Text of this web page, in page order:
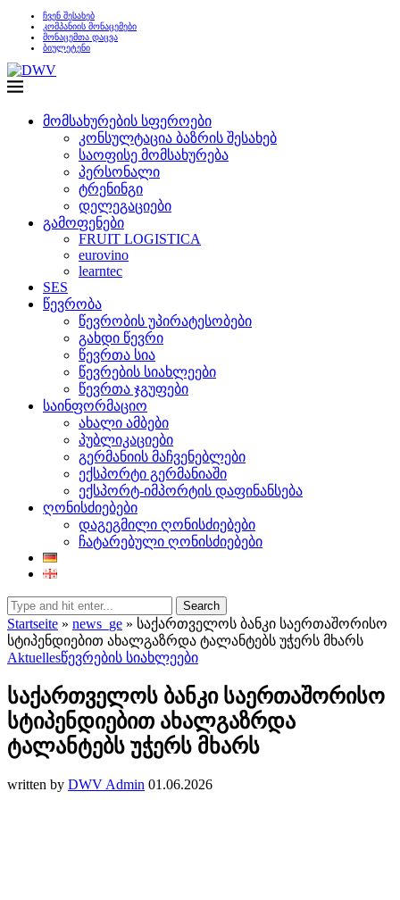
ჩვენ შესახებ
კომპანიის მონაცემები
მონაცემთა დაცვა
ბიულეტენი
მომსახურების სფეროები
კონსულტაცია ბაზრის შესახებ
საოფისე მომსახურება
პერსონალი
ტრენინგი
დელეგაციები
გამოფენები
FRUIT LOGISTICA
eurovino
learntec
SES
წევრობა
წევრობის უპირატესობები
გახდი წევრი
წევრთა სია
წევრების სიახლეები
წევრთა ჯგუფები
საინფორმაციო
ახალი ამბები
პუბლიკაციები
გერმანიის მაჩვენებლები
ექსპორტი გერმანიაში
ექსპორტ-იმპორტის დაფინანსება
ღონისძიებები
დაგეგმილი ღონისძიებები
ჩატარებული ღონისძიებები
Search
Startseite » news_ge » საქართველოს ბანკი საერთაშორისო
სტიპენდიებით ახალგაზრდა ტალანტებს უჭერს მხარს
Aktuellesწევრების სიახლეები
საქართველოს ბანკი საერთაშორისო
სტიპენდიებით ახალგაზრდა
ტალანტებს უჭერს მხარს
written by DWV Admin 01.06.2026